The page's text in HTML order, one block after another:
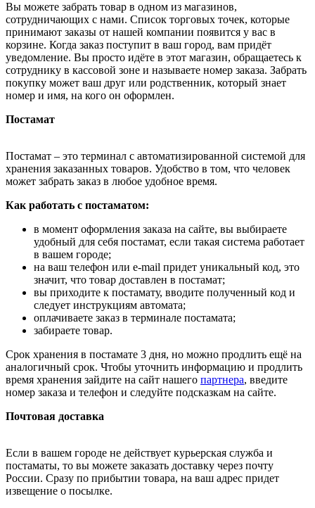
Вы можете забрать товар в одном из магазинов,
сотрудничающих с нами. Список торговых точек, которые
принимают заказы от нашей компании появится у вас в
корзине. Когда заказ поступит в ваш город, вам придёт
уведомление. Вы просто идёте в этот магазин, обращаетесь к
сотруднику в кассовой зоне и называете номер заказа. Забрать
покупку может ваш друг или родственник, который знает
номер и имя, на кого он оформлен.
Постамат
Постамат – это терминал с автоматизированной системой для
хранения заказанных товаров. Удобство в том, что человек
может забрать заказ в любое удобное время.
Как работать с постаматом:
в момент оформления заказа на сайте, вы выбираете
удобный для себя постамат, если такая система работает
в вашем городе;
на ваш телефон или e-mail придет уникальный код, это
значит, что товар доставлен в постамат;
вы приходите к постамату, вводите полученный код и
следует инструкциям автомата;
оплачиваете заказ в терминале постамата;
забираете товар.
Срок хранения в постамате 3 дня, но можно продлить ещё на
аналогичный срок. Чтобы уточнить информацию и продлить
время хранения зайдите на сайт нашего партнера, введите
номер заказа и телефон и следуйте подсказкам на сайте.
Почтовая доставка
Если в вашем городе не действует курьерская служба и
постаматы, то вы можете заказать доставку через почту
России. Сразу по прибытии товара, на ваш адрес придет
извещение о посылке.